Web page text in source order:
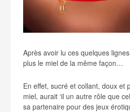
Après avoir lu ces quelques
plus le miel de la même façon…
En effet, sucré et collant, doux et
miel, aurait ‘il un autre rôle que
sa partenaire pour des jeux